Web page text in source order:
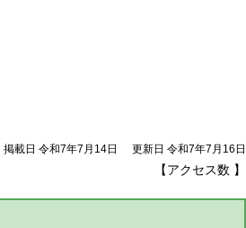
掲載日 令和7年7月14日 更新日 令和7年7月16日
【アクセス数 】